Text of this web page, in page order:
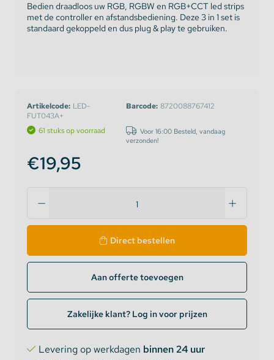
Bedien draadloos uw RGB, RGBW en RGB+CCT led strips
met de controller en afstandsbediening. Deze 3 in 1 set is
standaard gekoppeld en dus plug & play te gebruiken.
Artikelcode: LED-
FUT043A+
Barcode: 8720088767412
61 stuks op voorraad
Voor 16:00 Besteld, vandaag
verzonden!
€19,95
Direct bestellen
Aan offerte toevoegen
Zakelijke klant? Log in voor prijzen
Levering op werkdagen binnen 24 uur